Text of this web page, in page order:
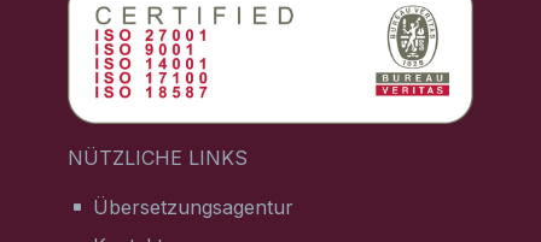
NÜTZLICHE LINKS
Übersetzungsagentur